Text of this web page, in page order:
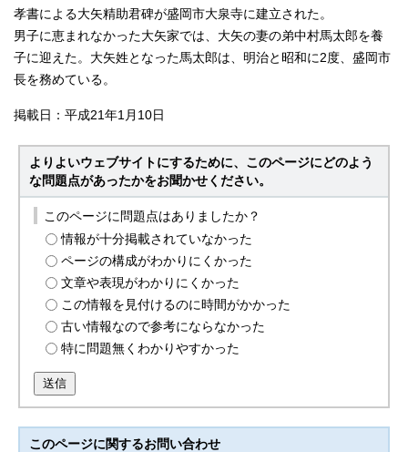
孝書による大矢精助君碑が盛岡市大泉寺に建立された。
男子に恵まれなかった大矢家では、大矢の妻の弟中村馬太郎を養
子に迎えた。大矢姓となった馬太郎は、明治と昭和に2度、盛岡市
長を務めている。
掲載日：平成21年1月10日
よりよいウェブサイトにするために、このページにどのよう
な問題点があったかをお聞かせください。
このページに問題点はありましたか？
情報が十分掲載されていなかった
ページの構成がわかりにくかった
文章や表現がわかりにくかった
この情報を見付けるのに時間がかかった
古い情報なので参考にならなかった
特に問題無くわかりやすかった
送信
このページに関するお問い合わせ